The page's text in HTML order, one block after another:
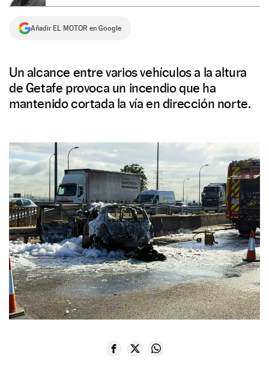
SÍGUENOS
Añadir EL MOTOR en Google
Un alcance entre varios vehículos a la altura
de Getafe provoca un incendio que ha
mantenido cortada la vía en dirección norte.